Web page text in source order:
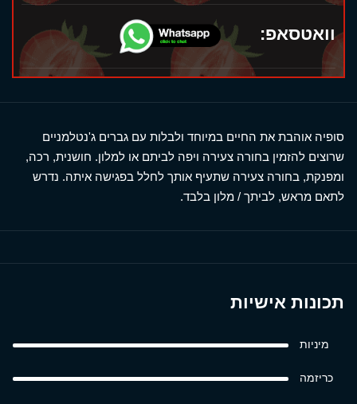
וואטסאפ:
סופיה אוהבת את החיים במיוחד ולבלות עם גברים ג'נטלמניים
שרוצים להזמין בחורה צעירה ויפה לביתם או למלון. חושנית, רכה,
ומפנקת, בחורה צעירה שתעיף אותך לחלל בפגישה איתה. נדרש
לתאם מראש, לביתך / מלון בלבד.
תכונות אישיות
מיניות
כריזמה